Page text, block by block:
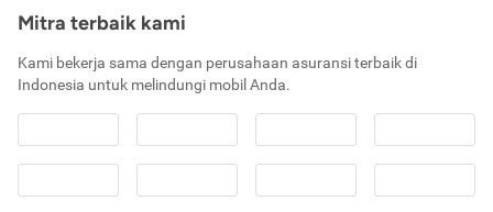
Mitra terbaik kami
Kami bekerja sama dengan perusahaan asuransi terbaik di
Indonesia untuk melindungi mobil Anda.